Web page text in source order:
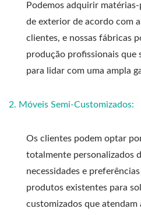
Podemos adquirir
de exterior de acordo com
clientes, e nossas fábricas
produção profissionais que
para lidar com uma ampla
2. Móveis Semi-Customizados:
Os clientes podem optar
totalmente personalizados
necessidades e
produtos existentes para
customizados que atendam